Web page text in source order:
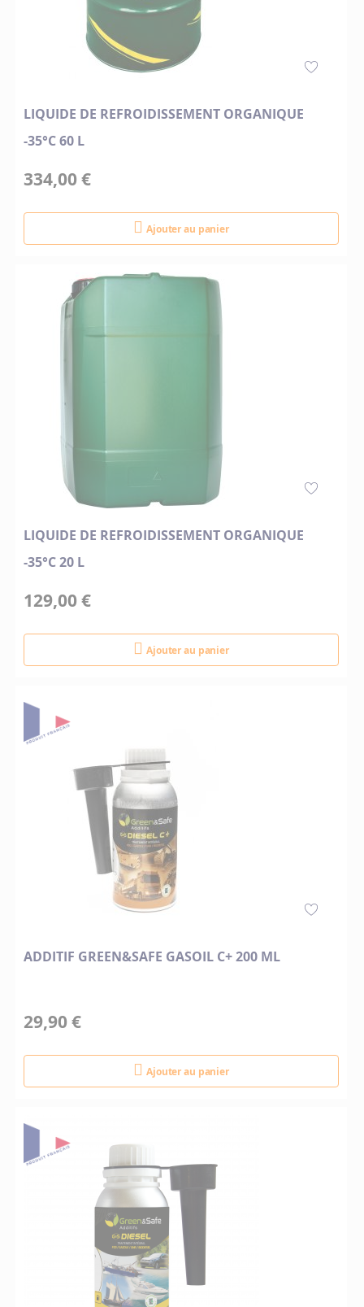
LIQUIDE DE REFROIDISSEMENT ORGANIQUE
-35°C 60 L
334,00 €
Ajouter au panier
LIQUIDE DE REFROIDISSEMENT ORGANIQUE
-35°C 20 L
129,00 €
Ajouter au panier
ADDITIF GREEN&SAFE GASOIL C+ 200 ML
29,90 €
Ajouter au panier